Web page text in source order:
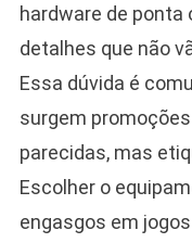
hardware de ponta
detalhes que não
Essa dúvida é
surgem
parecidas, mas
Escolher o
engasgos em